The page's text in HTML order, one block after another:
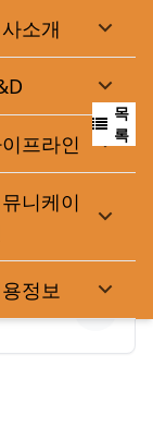
소개
프라인
니케이
정보
목
록
.